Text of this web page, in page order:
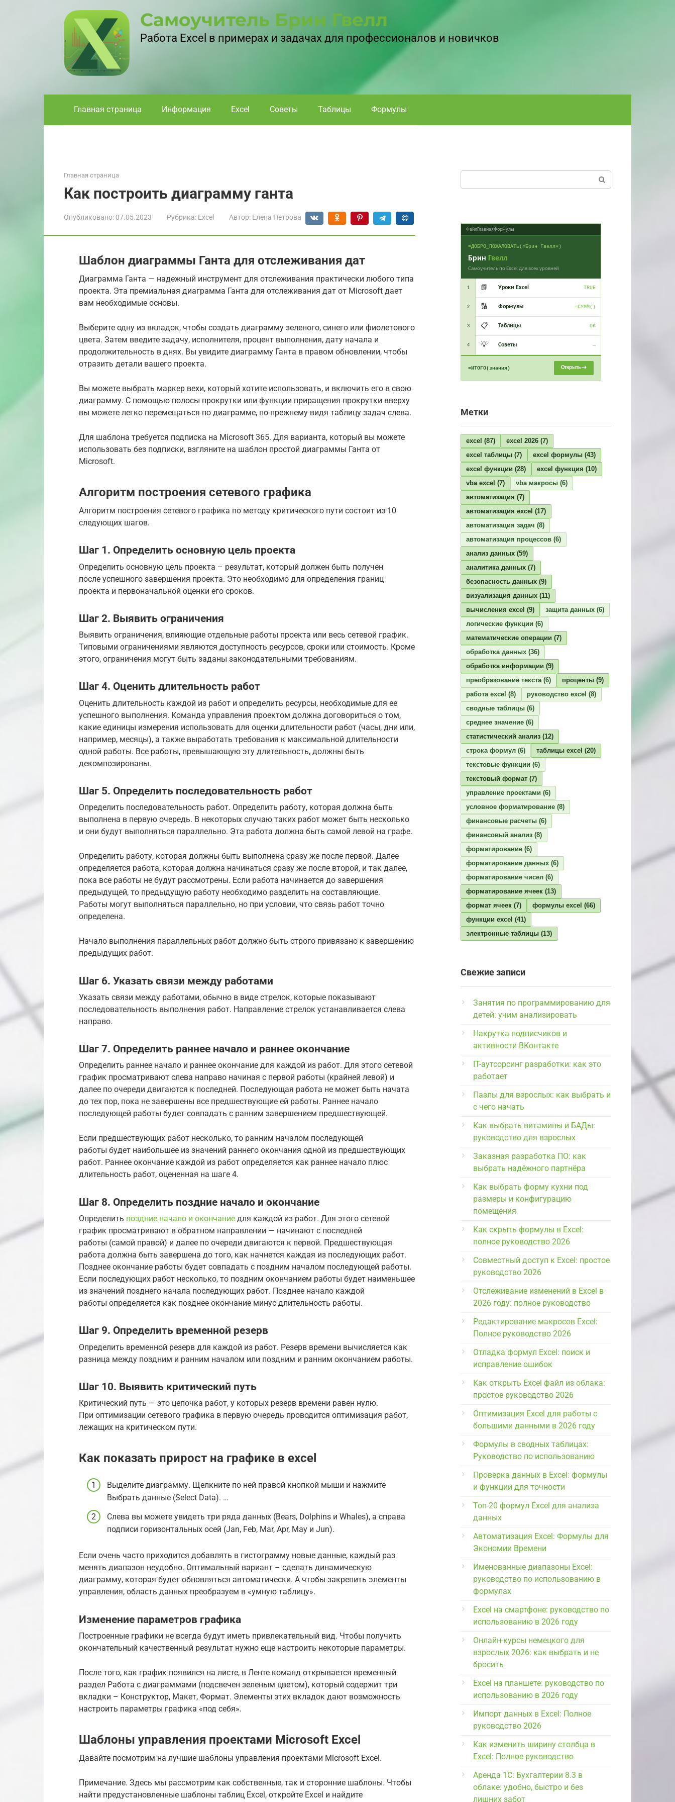
Самоучитель Брин Гвелл
Работа Excel в примерах и задачах для профессионалов и новичков
Главная страница Информация Excel Советы Таблицы Формулы
Главная страница
Как построить диаграмму ганта
Опубликовано: 07.05.2023 Рубрика: Excel Автор: Елена Петрова
Шаблон диаграммы Ганта для отслеживания дат
Диаграмма Ганта — надежный инструмент для отслеживания практически любого типа
проекта. Эта премиальная диаграмма Ганта для отслеживания дат от Microsoft дает
вам необходимые основы.
Выберите одну из вкладок, чтобы создать диаграмму зеленого, синего или фиолетового
цвета. Затем введите задачу, исполнителя, процент выполнения, дату начала и
продолжительность в днях. Вы увидите диаграмму Ганта в правом обновлении, чтобы
отразить детали вашего проекта.
Вы можете выбрать маркер вехи, который хотите использовать, и включить его в свою
диаграмму. С помощью полосы прокрутки или функции приращения прокрутки вверху
вы можете легко перемещаться по диаграмме, по-прежнему видя таблицу задач слева.
Для шаблона требуется подписка на Microsoft 365. Для варианта, который вы можете
использовать без подписки, взгляните на шаблон простой диаграммы Ганта от
Microsoft.
Алгоритм построения сетевого графика
Алгоритм построения сетевого графика по методу критического пути состоит из 10
следующих шагов.
Шаг 1. Определить основную цель проекта
Определить основную цель проекта – результат, который должен быть получен
после успешного завершения проекта. Это необходимо для определения границ
проекта и первоначальной оценки его сроков.
Шаг 2. Выявить ограничения
Выявить ограничения, влияющие отдельные работы проекта или весь сетевой график.
Типовыми ограничениями являются доступность ресурсов, сроки или стоимость. Кроме
этого, ограничения могут быть заданы законодательными требованиям.
Шаг 4. Оценить длительность работ
Оценить длительность каждой из работ и определить ресурсы, необходимые для ее
успешного выполнения. Команда управления проектом должна договориться о том,
какие единицы измерения использовать для оценки длительности работ (часы, дни или,
например, месяцы), а также выработать требования к максимальной длительности
одной работы. Все работы, превышающую эту длительность, должны быть
декомпозированы.
Шаг 5. Определить последовательность работ
Определить последовательность работ. Определить работу, которая должна быть
выполнена в первую очередь. В некоторых случаю таких работ может быть несколько
и они будут выполняться параллельно. Эта работа должна быть самой левой на графе.
Определить работу, которая должны быть выполнена сразу же после первой. Далее
определяется работа, которая должна начинаться сразу же после второй, и так далее,
пока все работы не будут рассмотрены. Если работа начинается до завершения
предыдущей, то предыдущую работу необходимо разделить на составляющие.
Работы могут выполняться параллельно, но при условии, что связь работ точно
определена.
Начало выполнения параллельных работ должно быть строго привязано к завершению
предыдущих работ.
Шаг 6. Указать связи между работами
Указать связи между работами, обычно в виде стрелок, которые показывают
последовательность выполнения работ. Направление стрелок устанавливается слева
направо.
Шаг 7. Определить раннее начало и раннее окончание
Определить раннее начало и раннее окончание для каждой из работ. Для этого сетевой
график просматривают слева направо начиная с первой работы (крайней левой) и
далее по очереди двигаются к последней. Последующая работа не может быть начата
до тех пор, пока не завершены все предшествующие ей работы. Раннее начало
последующей работы будет совпадать с ранним завершением предшествующей.
Если предшествующих работ несколько, то ранним началом последующей
работы будет наибольшее из значений раннего окончания одной из предшествующих
работ. Раннее окончание каждой из работ определяется как раннее начало плюс
длительность работ, оцененная на шаге 4.
Шаг 8. Определить поздние начало и окончание
Определить поздние начало и окончание для каждой из работ. Для этого сетевой
график просматривают в обратном направлении — начинают с последней
работы (самой правой) и далее по очереди двигаются к первой. Предшествующая
работа должна быть завершена до того, как начнется каждая из последующих работ.
Позднее окончание работы будет совпадать с поздним началом последующей работы.
Если последующих работ несколько, то поздним окончанием работы будет наименьшее
из значений позднего начала последующих работ. Позднее начало каждой
работы определяется как позднее окончание минус длительность работы.
Шаг 9. Определить временной резерв
Определить временной резерв для каждой из работ. Резерв времени вычисляется как
разница между поздним и ранним началом или поздним и ранним окончанием работы.
Шаг 10. Выявить критический путь
Критический путь — это цепочка работ, у которых резерв времени равен нулю.
При оптимизации сетевого графика в первую очередь проводится оптимизация работ,
лежащих на критическом пути.
Как показать прирост на графике в excel
Выделите диаграмму. Щелкните по ней правой кнопкой мыши и нажмите
Выбрать данные (Select Data). …
Слева вы можете увидеть три ряда данных (Bears, Dolphins и Whales), а справа
подписи горизонтальных осей (Jan, Feb, Mar, Apr, May и Jun).
Если очень часто приходится добавлять в гистограмму новые данные, каждый раз
менять диапазон неудобно. Оптимальный вариант – сделать динамическую
диаграмму, которая будет обновляться автоматически. А чтобы закрепить элементы
управления, область данных преобразуем в «умную таблицу».
Изменение параметров графика
Построенные графики не всегда будут иметь привлекательный вид. Чтобы получить
окончательный качественный результат нужно еще настроить некоторые параметры.
После того, как график появился на листе, в Ленте команд открывается временный
раздел Работа с диаграммами (подсвечен зеленым цветом), который содержит три
вкладки – Конструктор, Макет, Формат. Элементы этих вкладок дают возможность
настроить параметры графика «под себя».
Шаблоны управления проектами Microsoft Excel
Давайте посмотрим на лучшие шаблоны управления проектами Microsoft Excel.
Примечание. Здесь мы рассмотрим как собственные, так и сторонние шаблоны. Чтобы
найти предустановленные шаблоны таблиц Excel, откройте Excel и найдите
ФайлГлавнаяФормулы
=ДОБРО_ПОЖАЛОВАТЬ(«Брин Гвелл»)
Брин Гвелл
Самоучитель по Excel для всех уровней
1 📗 Уроки Excel TRUE
2 🔢 Формулы =СУММ()
3 📋 Таблицы OK
4 💡 Советы →
=ИТОГО(знания) Открыть →
Метки
excel (87) excel 2026 (7)
excel таблицы (7) excel формулы (43)
excel функции (28) excel функция (10)
vba excel (7) vba макросы (6)
автоматизация (7)
автоматизация excel (17)
автоматизация задач (8)
автоматизация процессов (6)
анализ данных (59)
аналитика данных (7)
безопасность данных (9)
визуализация данных (11)
вычисления excel (9) защита данных (6)
логические функции (6)
математические операции (7)
обработка данных (36)
обработка информации (9)
преобразование текста(6) проценты (9)
работа excel (8) руководство excel (8)
сводные таблицы (6)
среднее значение (6)
статистический анализ (12)
строка формул (6) таблицы excel (20)
текстовые функции (6)
текстовый формат (7)
управление проектами (6)
условное форматирование (8)
финансовые расчеты (6)
финансовый анализ (8)
форматирование (6)
форматирование данных (6)
форматирование чисел (6)
форматирование ячеек (13)
формат ячеек (7) формулы excel (66)
функции excel (41)
электронные таблицы (13)
Свежие записи
Занятия по программированию для
детей: учим анализировать
Накрутка подписчиков и
активности ВКонтакте
IT-аутсорсинг разработки: как это
работает
Пазлы для взрослых: как выбрать и
с чего начать
Как выбрать витамины и БАДы:
руководство для взрослых
Заказная разработка ПО: как
выбрать надёжного партнёра
Как выбрать форму кухни под
размеры и конфигурацию
помещения
Как скрыть формулы в Excel:
полное руководство 2026
Совместный доступ к Excel: простое
руководство 2026
Отслеживание изменений в Excel в
2026 году: полное руководство
Редактирование макросов Excel:
Полное руководство 2026
Отладка формул Excel: поиск и
исправление ошибок
Как открыть Excel файл из облака:
простое руководство 2026
Оптимизация Excel для работы с
большими данными в 2026 году
Формулы в сводных таблицах:
Руководство по использованию
Проверка данных в Excel: формулы
и функции для точности
Топ-20 формул Excel для анализа
данных
Автоматизация Excel: Формулы для
Экономии Времени
Именованные диапазоны Excel:
руководство по использованию в
формулах
Excel на смартфоне: руководство по
использованию в 2026 году
Онлайн-курсы немецкого для
взрослых 2026: как выбрать и не
бросить
Excel на планшете: руководство по
использованию в 2026 году
Импорт данных в Excel: Полное
руководство 2026
Как изменить ширину столбца в
Excel: Полное руководство
Аренда 1С: Бухгалтерии 8.3 в
облаке: удобно, быстро и без
лишних забот